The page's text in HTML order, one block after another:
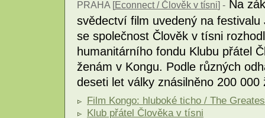
PRAHA [Econnect / Člověk v tísni] - Na
svědectví film uvedený na festivalu
se společnost Člověk v tísni
humanitárního fondu Klubu přátel
ženám v Kongu. Podle různých
deseti let války znásilněno 200
Film Kongo: hluboké ticho / The
Klub přátel Člověka v tísni